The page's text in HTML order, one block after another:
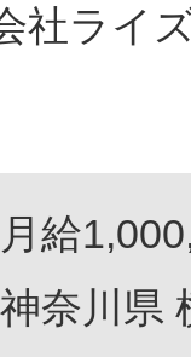
社ライ
月給
神奈川県